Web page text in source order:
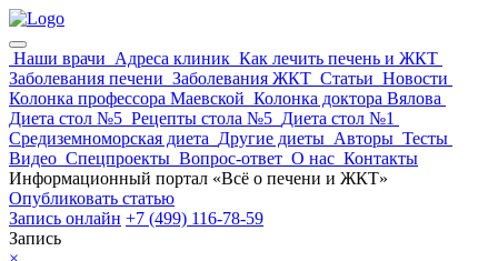
Наши врачи Адреса клиник Как лечить печень и ЖКТ
Заболевания печени Заболевания ЖКТ Статьи Новости
Колонка профессора Маевской Колонка доктора Вялова
Диета стол №5 Рецепты стола №5 Диета стол №1
Средиземноморская диета Другие диеты Авторы Тесты
Видео Спецпроекты Вопрос-ответ О нас Контакты
Информационный портал «Всё о печени и ЖКТ»
Опубликовать статью
Запись онлайн +7 (499) 116-78-59
Запись